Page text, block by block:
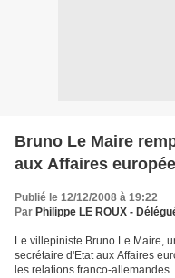
Bruno Le Maire
aux Affaires
Publié le 12/12/2008 à 19:22
Par Philippe LE ROUX -
Le villepiniste Bruno Le Maire,
secrétaire d'Etat aux Affaires
les relations franco-